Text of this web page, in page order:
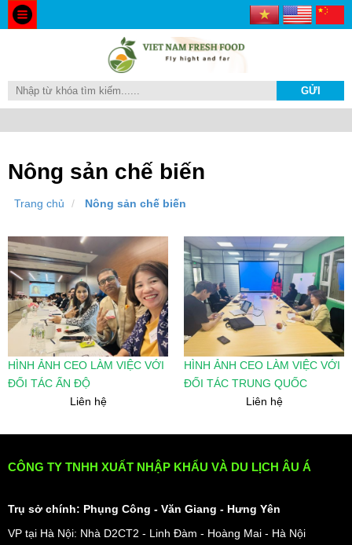
Nông sản chế biến
Trang chủ Nông sản chế biến
HÌNH ẢNH CEO LÀM VIỆC VỚI
ĐỐI TÁC ẤN ĐỘ
Liên hệ
HÌNH ẢNH CEO LÀM VIỆC VỚI
ĐỐI TÁC TRUNG QUỐC
Liên hệ
CÔNG TY TNHH XUẤT NHẬP KHẨU VÀ DU LỊCH ÂU Á
Trụ sở chính: Phụng Công - Văn Giang - Hưng Yên
VP tại Hà Nội: Nhà D2CT2 - Linh Đàm - Hoàng Mai - Hà Nội